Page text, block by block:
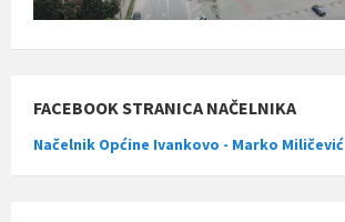
FACEBOOK STRANICA NAČELNIKA
Načelnik Općine Ivankovo - Marko Miličević